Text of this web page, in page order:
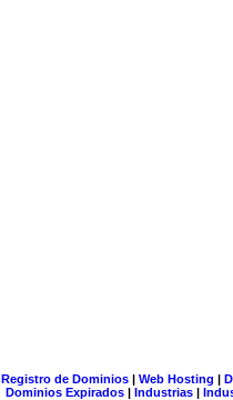
Registro de Dominios| Web Hosting |
Dominios Expirados | Industrias |